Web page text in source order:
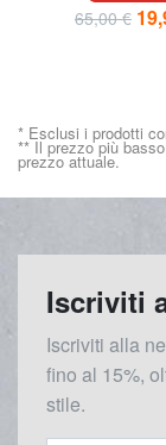
65,00 €
* Esclusi i prodotti
** Il prezzo più
prezzo attuale.
Iscriviti
Iscriviti alla
fino al 15%,
stile.